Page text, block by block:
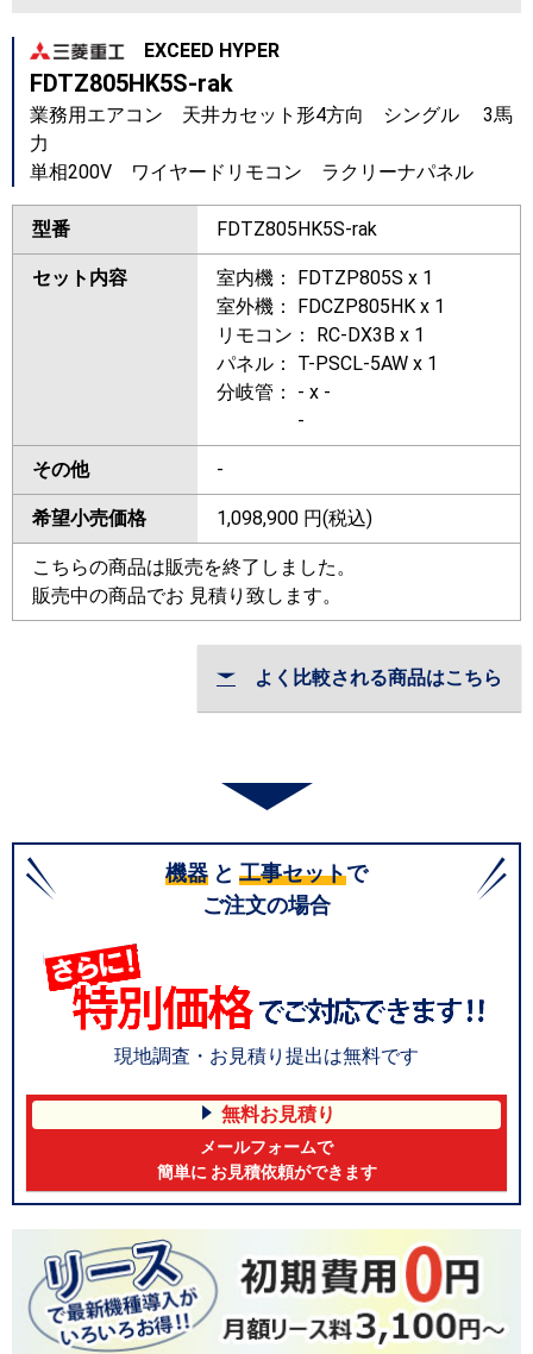
EXCEED HYPER
FDTZ805HK5S-rak
業務用エアコン 天井カセット形4方向 シングル 3馬
力
単相200V ワイヤードリモコン ラクリーナパネル
型番 FDTZ805HK5S-rak
セット内容
室内機： FDTZP805S x 1
室外機： FDCZP805HK x 1
リモコン： RC-DX3B x 1
パネル： T-PSCL-5AW x 1
分岐管： - x -
-
その他 -
希望小売価格 1,098,900 円(税込)
こちらの商品は販売を終了しました。
販売中の商品でお 見積り致します。
よく比較される商品はこちら
機器 と 工事セットで
ご注文の場合
現地調査・お見積り提出は無料です
無料お見積り
メールフォームで
簡単に お見積依頼ができます